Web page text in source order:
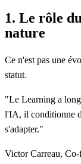
1. Le rôle
nature
Ce n'est pas une
statut.
"Le Learning a
l'IA, il conditionne
s'adapter."
Victor Carreau,